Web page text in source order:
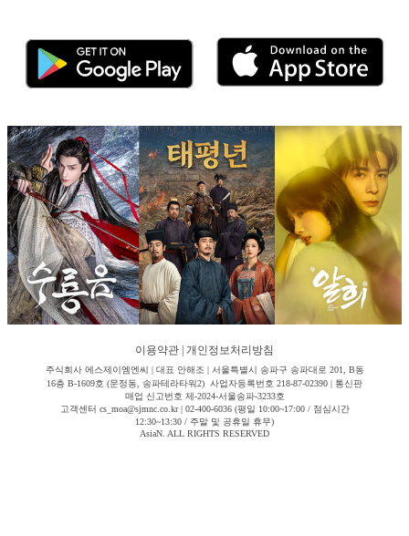
이용약관 개인정보처리방침
주식회사 에스제이엠엔씨 | 대표 안해조 | 서울특별시 송파구 송파대로 201, B동
16층 B-1609호 (문정동, 송파테라타워2) 사업자등록번호 218-87-02390 | 통신판
매업 신고번호 제-2024-서울송파-3233호
고객센터 cs_moa@sjmnc.co.kr | 02-400-6036 (평일 10:00~17:00 / 점심시간
12:30~13:30 / 주말 및 공휴일 휴무)
AsiaN. ALL RIGHTS RESERVED